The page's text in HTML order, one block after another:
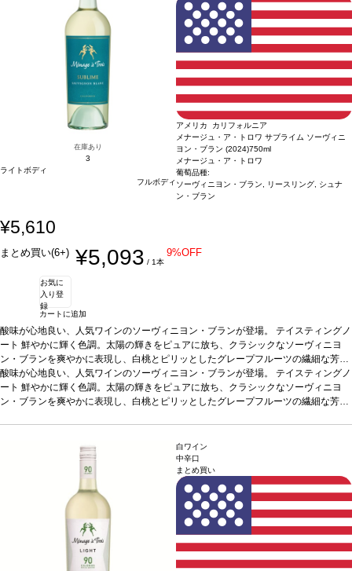
在庫あり
3
ライトボディ
フルボディ
アメリカ カリフォルニア
メナージュ・ア・トロワ サブライム ソーヴィニ
ヨン・ブラン (2024)750ml
メナージュ・ア・トロワ
葡萄品種:
ソーヴィニヨン・ブラン, リースリング, シュナ
ン・ブラン
¥5,610
まとめ買い(6+) ¥5,093 / 1本
9%OFF
お気に
入り登
録
カートに追加
酸味が心地良い、人気ワインのソーヴィニヨン・ブランが登場。 テイスティングノ
ート 鮮やかに輝く色調。太陽の輝きをピュアに放ち、クラシックなソーヴィニヨ
ン・ブランを爽やかに表現し、白桃とピリッとしたグレープフルーツの繊細な芳香
を伴う。口に含むと、ジューシーな青リンゴがエキゾチックなコブミカン、レモン
グラス、パッションフルーツの風味と混ざり合い、心地よくすっきりとして爽やか
な酸味を含む後味へと誘われる。葡萄品種ソーヴィニヨン・ブラン 87%、リース
ルニア・サスティナブル・ワイナリー認証*本ヴィンテージが在庫切れの場合、在
庫があり価格が同様の場合は自動的に次のヴィンテージに変更されます、ご了承く
酸味が心地良い、人気ワインのソーヴィニヨン・ブランが登場。 テイスティングノ
ート 鮮やかに輝く色調。太陽の輝きをピュアに放ち、クラシックなソーヴィニヨ
ン・ブランを爽やかに表現し、白桃とピリッとしたグレープフルーツの繊細な芳香
な酸味を含む後味へと誘われる。
葡萄品種ソーヴィニヨン・ブラン 87%、リース
リング 7%、シュナン・ブラン 6%
カリフォルニア・グリーン・メダル-サステ
ィナブル・ワイングローイング、ビジネス・リーダーシップ・アワード、カリフォ
ルニア・サスティナブル・ワイナリー認証 *本ヴィンテージが在庫切れの場合、在
庫があり価格が同様の場合は自動的に次のヴィンテージに変更されます、ご了承く
白ワイン
中辛口
まとめ買い